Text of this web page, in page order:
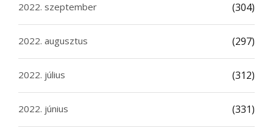
2022. szeptember (304)
2022. augusztus (297)
2022. július (312)
2022. június (331)